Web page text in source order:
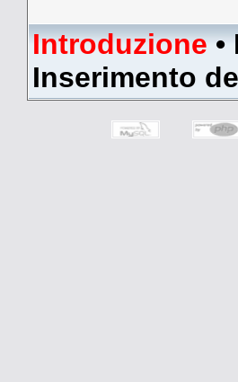
Introduzione•
Inserimento